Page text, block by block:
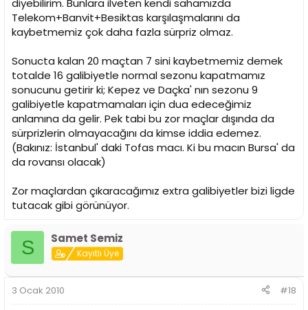
diyebilirim. Bunlara ilveten kendi sahamızda
Telekom+Banvit+Besiktas karşılaşmalarını da
kaybetmemiz çok daha fazla sürpriz olmaz.
Sonucta kalan 20 maçtan 7 sini kaybetmemiz demek
totalde 16 galibiyetle normal sezonu kapatmamız
sonucunu getirir ki; Kepez ve Daçka' nın sezonu 9
galibiyetle kapatmamaları için dua edeceğimiz
anlamına da gelir. Pek tabi bu zor maçlar dışında da
sürprizlerin olmayacağını da kimse iddia edemez.
(Bakınız: İstanbul' daki Tofas macı. Ki bu macın Bursa' da
da rovansı olacak)
Zor maçlardan çıkaracağımız extra galibiyetler bizi ligde
tutacak gibi görünüyor.
S Samet Semiz
Kayıtlı Üye
3 Ocak 2010 #18